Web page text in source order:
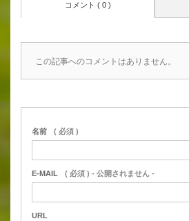
コメント ( 0 )
この記事へのコメントはありません。
名前 ( 必須 )
E-MAIL ( 必須 ) - 公開されません -
URL